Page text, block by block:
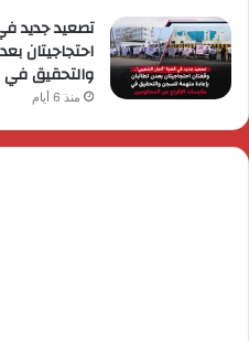
تصعيد جديد
احتجاجيتان
والتحقيق في
منذ 6 أيام